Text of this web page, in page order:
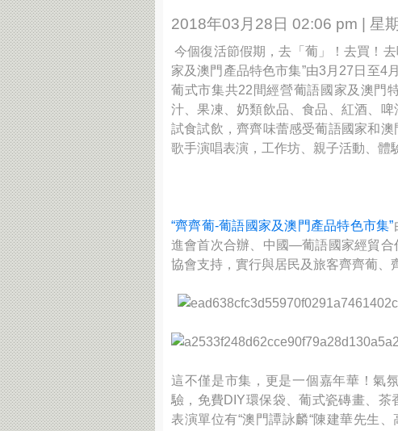
2018年03月28日 02:06 pm | 星
今個復活節假期，去「葡」！去買！
家及澳門產品特色市集”由3月27日至4
葡式市集共22間經營葡語國家及澳門
汁、果凍、奶類飲品、食品、紅酒、
試食試飲，齊齊 味蕾感受葡語國家和
歌手演唱表演，工作坊、親子活動、體
“齊齊葡-葡語國家及澳門產品特色市集”
進會首次合辦、中國—葡語國家經貿合
協會支持， 實行與居民及旅客齊齊葡、
這不僅是市集，更是一個嘉年華！氣
驗，免費DIY環保袋、葡式瓷磚畫、
表演單位有“澳門譚詠麟“陳建華先生